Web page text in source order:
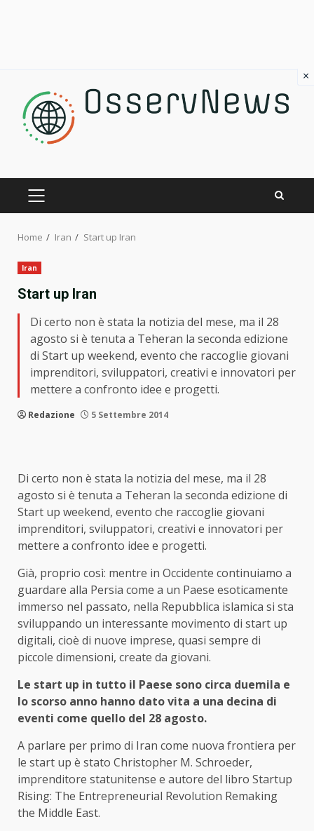
content
PRIMARY
MENU
Home Iran Start up Iran
Iran
Start up Iran
Di certo non è stata la notizia del mese, ma il 28
agosto si è tenuta a Teheran la seconda edizione
di Start up weekend, evento che raccoglie giovani
imprenditori, sviluppatori, creativi e innovatori per
mettere a confronto idee e progetti.
Redazione 5 Settembre 2014
Di certo non è stata la notizia del mese, ma il 28
agosto si è tenuta a Teheran la seconda edizione di
Start up weekend, evento che raccoglie giovani
imprenditori, sviluppatori, creativi e innovatori per
mettere a confronto idee e progetti.
Già, proprio così: mentre in Occidente continuiamo a
guardare alla Persia come a un Paese esoticamente
immerso nel passato, nella Repubblica islamica si sta
sviluppando un interessante movimento di start up
digitali, cioè di nuove imprese, quasi sempre di
piccole dimensioni, create da giovani.
Le start up in tutto il Paese sono circa duemila e
lo scorso anno hanno dato vita a una decina di
eventi come quello del 28 agosto.
A parlare per primo di Iran come nuova frontiera per
le start up è stato Christopher M. Schroeder,
imprenditore statunitense e autore del libro Startup
Rising: The Entrepreneurial Revolution Remaking
the Middle East.
×